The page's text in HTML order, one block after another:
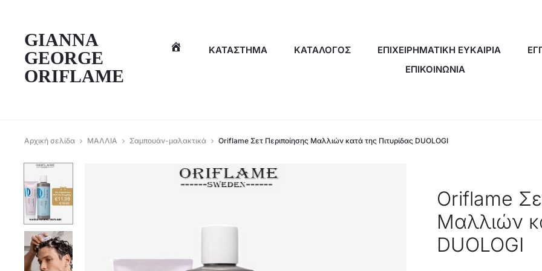
GIANNA
GEORGE
ORIFLAME
ΚΑΤΆΣΤΗΜΑ ΚΑΤΑΛΟΓΟΣ ΕΠΙΧΕΙΡΗΜΑΤΙΚΗ ΕΥΚΑΙΡΙΑ
ΕΠΙΚΟΙΝΩΝΙΑ
Αρχική σελίδα ΜΑΛΛΙΑ Σαμπουάν-μαλακτικά Oriflame Σετ Περιποίησης Μαλλιών κατά της Πιτυρίδας DUOLOGI
Oriflame
Μαλλιών
DUOLOGI